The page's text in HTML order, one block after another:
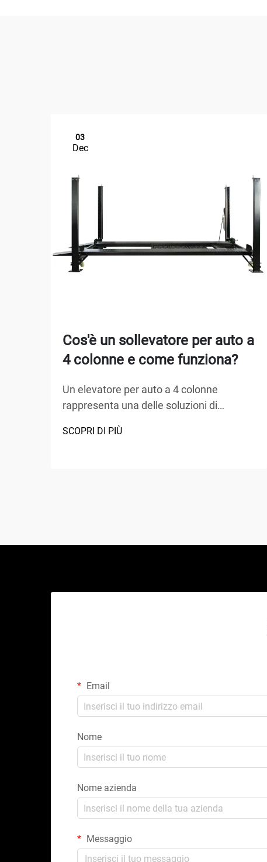
03
Dec
Cos'è un sollevatore per auto a
4 colonne e come funziona?
Un elevatore per auto a 4 colonne
rappresenta una delle soluzioni di
adottate nei centri di assistenza
SCOPRI DI PIÙ
Email
Nome
Nome azienda
Messaggio